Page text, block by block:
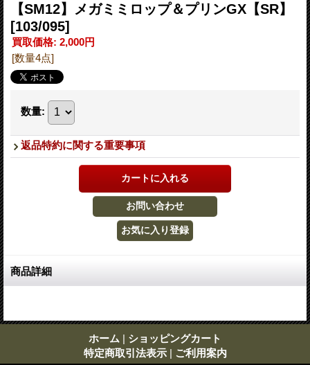
【SM12】メガミミロップ＆プリンGX【SR】
[103/095]
買取価格: 2,000円
[数量4点]
数量:
返品特約に関する重要事項
商品詳細
ホーム | ショッピングカート
特定商取引法表示 | ご利用案内